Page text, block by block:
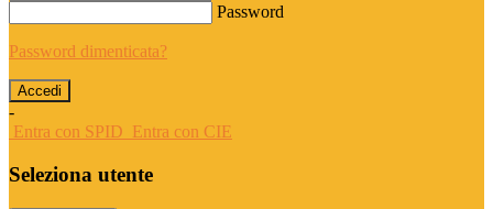
Password
Password dimenticata?
-
Entra con SPID Entra con CIE
Seleziona utente